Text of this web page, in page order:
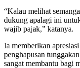
“Kalau melihat
dukung apalagi ini
wajib pajak,” katanya.
Ia memberikan
penghapusan
sangat membantu bagi